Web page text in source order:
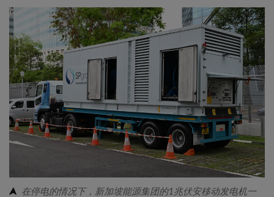
在停电的情况下，新加坡能源集团的1兆伏安移动发电机一